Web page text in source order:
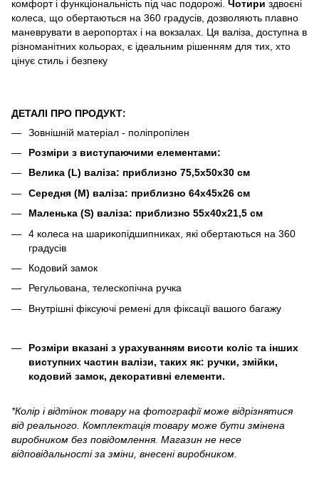
комфорт і функціональність під час подорожі. Чотири здвоєні
колеса, що обертаються на 360 градусів, дозволяють плавно
маневрувати в аеропортах і на вокзалах. Ця валіза, доступна в
різноманітних кольорах, є ідеальним рішенням для тих, хто
цінує стиль і безпеку
ДЕТАЛІ ПРО ПРОДУКТ:
Зовнішній матеріал - поліпропілен
Розміри з виступаючими елементами:
Велика (L) валіза: приблизно 75,5x50x30 см
Середня (M) валіза: приблизно 64x45x26 см
Маленька (S) валіза: приблизно 55x40x21,5 см
4 колеса на шарикопідшипниках, які обертаються на 360
градусів
Кодовий замок
Регульована, телескопічна ручка
Внутрішні фіксуючі ремені для фіксації вашого багажу
Розміри вказані з урахуванням висоти коліс та інших
виступних частин валізи, таких як: ручки, змійки,
кодовий замок, декоративні елементи.
*Колір і відтінок товару на фотографії може відрізнятися
від реального. Комплектація товару може бути змінена
виробником без повідомлення. Магазин не несе
відповідальності за зміни, внесені виробником.